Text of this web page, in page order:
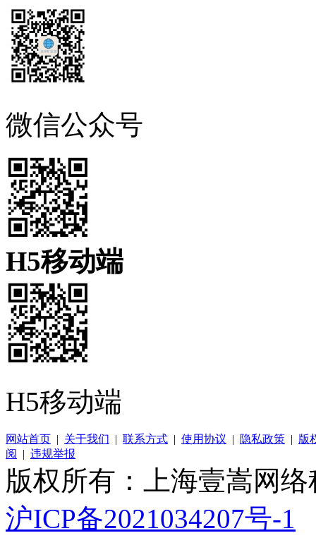
微信公众号
H5移动端
H5移动端
网站首页 | 关于我们 | 联系方式 | 使用协议 | 隐私政策 | 版
阅
| 违规举报
版权所有：上海壹嵩网
沪ICP备2021034207号-1